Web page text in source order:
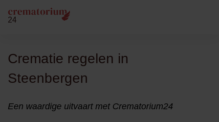
24
Crematie regelen in
Steenbergen
Een waardige uitvaart met Crematorium24